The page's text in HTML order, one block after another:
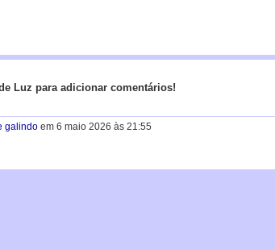
Luz para adicionar comentários!
galindoem 6 maio 2026 às 21:55